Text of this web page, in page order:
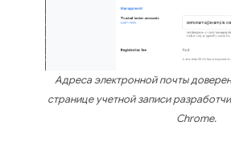
Адреса электронной почты
странице учетной записи
Chrome.